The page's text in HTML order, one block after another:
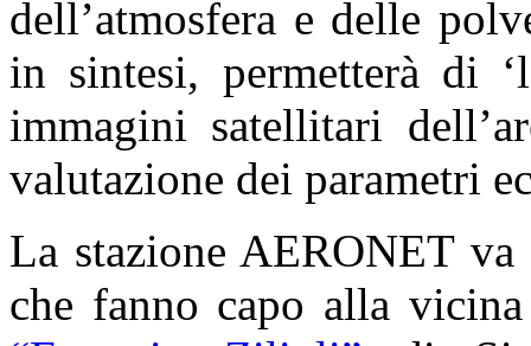
dell’atmosfera e delle
in sintesi, permetterà di
immagini satellitari
valutazione dei parametri
La stazione AERONET
che fanno capo alla